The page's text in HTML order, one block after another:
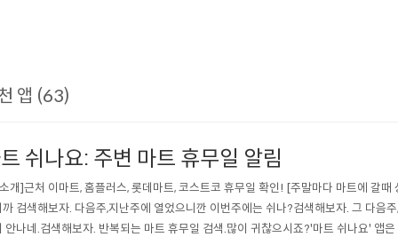
앱 (63)
쉬나요: 주변 마트 휴무일 알림
개]근처 이마트, 홈플러스, 롯데마트, 코스트코 휴무일 확인! [주말마다 마트에 갈때
검색해보자. 다음주,지난주에 열었으니깐 이번주에는 쉬나?검색해보자. 그 다음
안나네.검색해보자. 반복되는 마트 휴무일 검색.많이 귀찮으시죠?'마트 쉬나요' 앱